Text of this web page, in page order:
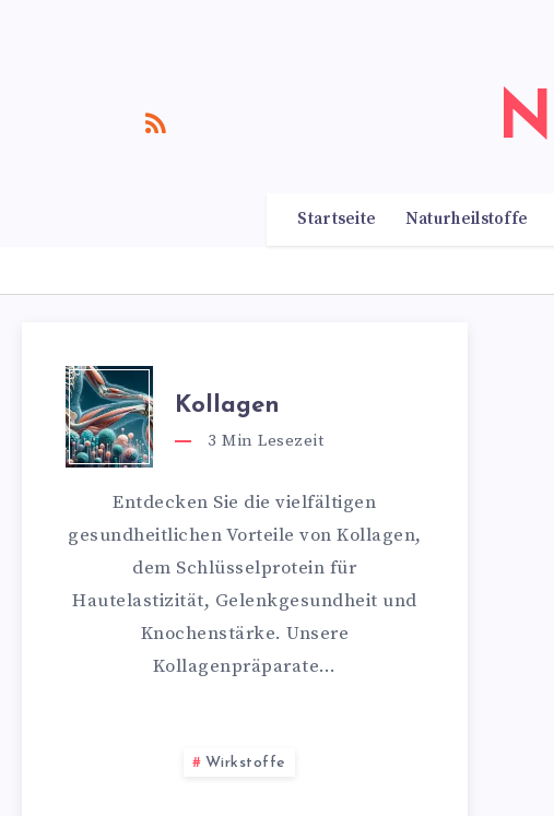
Startseite Naturheilstoffe
Kollagen
3 Min Lesezeit
Entdecken Sie die vielfältigen
gesundheitlichen Vorteile von Kollagen,
dem Schlüsselprotein für
Hautelastizität, Gelenkgesundheit und
Knochenstärke. Unsere
Kollagenpräparate…
Wirkstoffe